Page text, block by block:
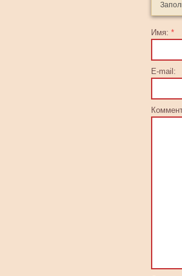
Имя: *
E-mail: